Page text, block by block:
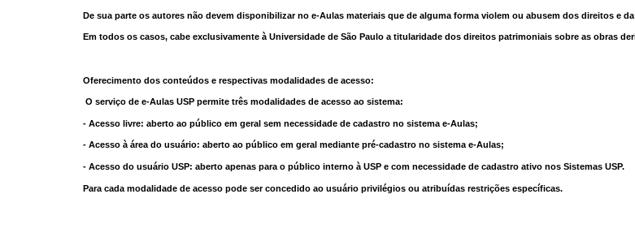
De sua parte os autores não devem disponibilizar no e-Aulas materiais que de alguma forma violem ou abusem dos direitos e
Em todos os casos, cabe exclusivamente à Universidade de São Paulo a titularidade dos direitos patrimoniais sobre as obras
Oferecimento dos conteúdos e respectivas modalidades de acesso:
O serviço de e-Aulas USP permite três modalidades de acesso ao sistema:
- Acesso livre: aberto ao público em geral sem necessidade de cadastro no sistema e-Aulas;
- Acesso à área do usuário: aberto ao público em geral mediante pré-cadastro no sistema e-Aulas;
- Acesso do usuário USP: aberto apenas para o público interno à USP e com necessidade de cadastro ativo nos Sistemas USP.
Para cada modalidade de acesso pode ser concedido ao usuário privilégios ou atribuídas restrições específicas.